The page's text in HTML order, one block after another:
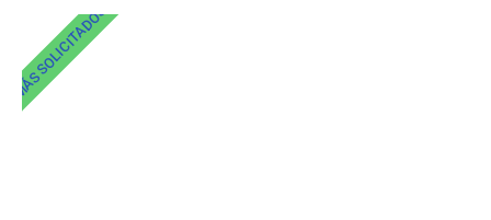
MÁS SOLICITADOS